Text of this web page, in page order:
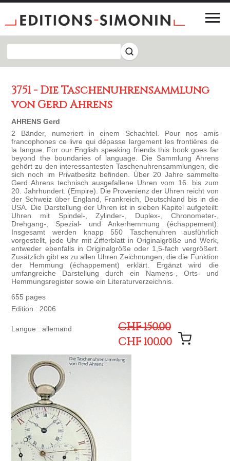
3751 - Die Taschenuhrensammlung
von Gerd Ahrens
AHRENS Gerd
2 Bänder, numeriert in einem Schachtel. Pour nos amis
francophones ce livre qui dépasse largement les frontières de
la langue. For our English speaking friends this book goes far
beyond the boundaries of language. Die Sammlung Ahrens
gehört zu den interessantesten Taschenuhrensammlungen, die
sich noch im Privatbesitz befinden. Über 20 Jahre sammelte
Gerd Ahrens technisch ausgefallene Uhren vom 16. bis zum
20. Jahrhundert. (Empire). Die Provenienz der Uhren reicht von
der Schweiz über England, Frankreich, Deutschland bis in die
USA. Die Darstellung der Uhren ist in sieben Kapitel aufgeteilt:
Uhren mit Spindel-, Zylinder-, Duplex-, Chronometer-,
Drehgang-, Spezial- und Ankerhemmung (échappement).
Insgesamt werden knapp 550 Taschenuhren ausführlich
vorgestellt, jede Uhr mit Zifferblatt in Originalgröße und Werk,
entweder ebenfalls in Originalgröße oder 1,5-fach vergrößert.
Zusätzlich gibt es zu allen Uhren Zeichnungen, die die Funktion
der Hemmung (échappement) erklärt. Ergänzt wird die
umfangreiche Darstellung durch ein Namens-, Orts- und
Hemmungsregister sowie ein Literaturverzeichnis.
655 pages
Edition : 2006
Langue : allemand
CHF 150.00
CHF 100.00